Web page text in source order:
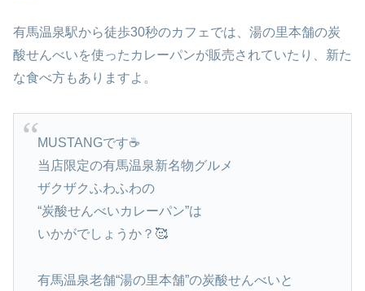
有馬温泉駅から徒歩30秒のカフェでは、湯の里本舗の炭
酸せんべいを使ったカレーパンが販売されていたり、新た
な食べ方もありますよ。
MUSTANGです☕
当店限定の有馬温泉新名物グルメ
ザクザクふわふわの
“炭酸せんべいカレーパン”は
いかがでしょうか？🥰
有馬温泉老舗“湯の里本舗”の炭酸せんべいと